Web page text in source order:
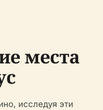
места
исследуя эти